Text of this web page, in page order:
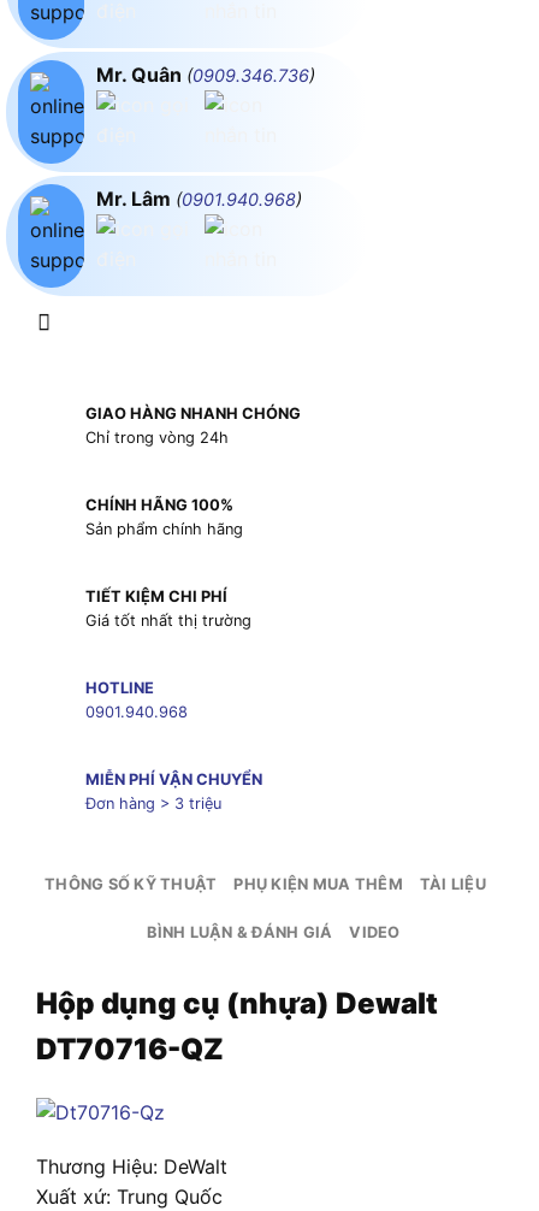
Mr. Quân (0909.346.736)
Mr. Lâm (0901.940.968)
GIAO HÀNG NHANH CHÓNG
Chỉ trong vòng 24h
CHÍNH HÃNG 100%
Sản phẩm chính hãng
TIẾT KIỆM CHI PHÍ
Giá tốt nhất thị trường
HOTLINE
0901.940.968
MIỄN PHÍ VẬN CHUYỂN
Đơn hàng > 3 triệu
THÔNG SỐ KỸ THUẬT PHỤ KIỆN MUA THÊM TÀI LIỆU
BÌNH LUẬN & ĐÁNH GIÁ VIDEO
Hộp dụng cụ (nhựa) Dewalt
DT70716-QZ
Thương Hiệu: DeWalt
Xuất xứ: Trung Quốc